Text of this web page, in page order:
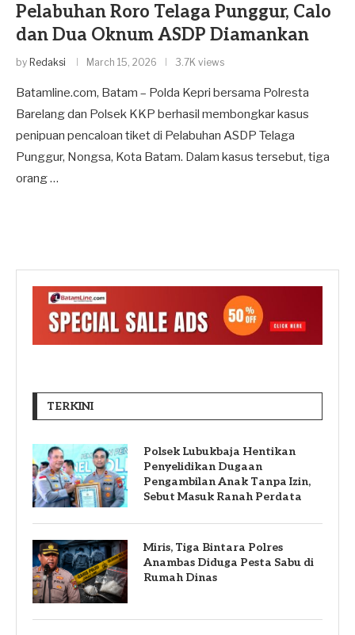
Pelabuhan Roro Telaga Punggur, Calo
dan Dua Oknum ASDP Diamankan
by Redaksi March 15, 2026 3.7K views
Batamline.com, Batam – Polda Kepri bersama Polresta
Barelang dan Polsek KKP berhasil membongkar kasus
penipuan pencaloan tiket di Pelabuhan ASDP Telaga
Punggur, Nongsa, Kota Batam. Dalam kasus tersebut, tiga
orang …
TERKINI
Polsek Lubukbaja Hentikan
Penyelidikan Dugaan
Pengambilan Anak Tanpa Izin,
Sebut Masuk Ranah Perdata
Miris, Tiga Bintara Polres
Anambas Diduga Pesta Sabu di
Rumah Dinas